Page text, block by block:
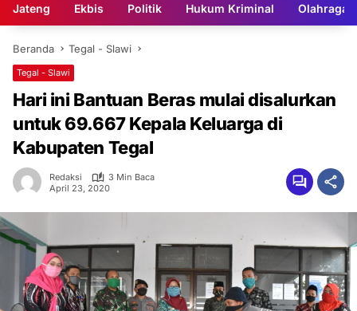
Jateng Ekbis Politik Hukum Kriminal Olahraga
Beranda Tegal - Slawi
Tegal - Slawi
Hari ini Bantuan Beras mulai disalurkan
untuk 69.667 Kepala Keluarga di
Kabupaten Tegal
Redaksi
3 Min Baca
April 23, 2020